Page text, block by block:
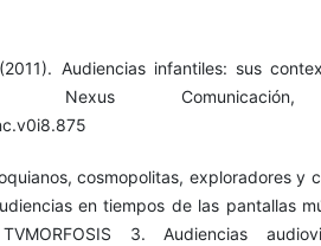
Audiencias infantiles: sus
Nexus
cosmopolitas, exploradores y
en tiempos de las pantallas
3. Audiencias